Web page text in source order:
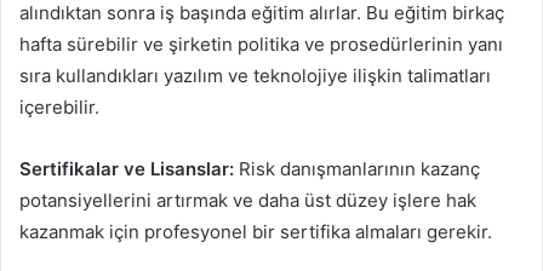
alındıktan sonra iş başında eğitim alırlar. Bu eğitim birkaç
hafta sürebilir ve şirketin politika ve prosedürlerinin yanı
sıra kullandıkları yazılım ve teknolojiye ilişkin talimatları
içerebilir.
Sertifikalar ve Lisanslar: Risk danışmanlarının kazanç
potansiyellerini artırmak ve daha üst düzey işlere hak
kazanmak için profesyonel bir sertifika almaları gerekir.